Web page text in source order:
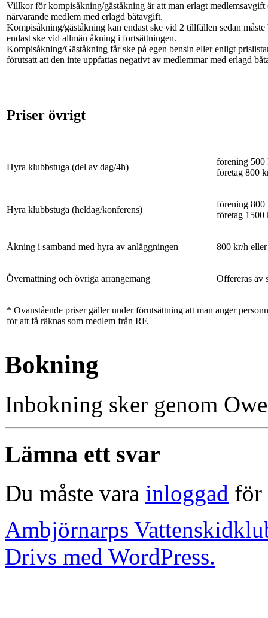
Villkor för kompisåkning/gäståkning är att man erlagt
närvarande medlem med erlagd båtavgift.
Kompisåkning/gäståkning kan endast ske vid 2 tillfällen sedan
endast ske vid allmän åkning i fortsättningen.
Kompisåkning/Gäståkning får ske på egen bensin eller enligt
förutsatt att den inte uppfattas negativt av medlemmar med erlagd
Priser övrigt
Hyra klubbstuga (del av dag/4h)
förening 500
företag 800
Hyra klubbstuga (heldag/konferens)
förening 800
företag 1500
Åkning i samband med hyra av anläggningen 800 kr/h eller
Övernattning och övriga arrangemang Offereras av
* Ovanstående priser gäller under förutsättning att man anger
för att få räknas som medlem från RF.
Bokning
Inbokning sker genom
Lämna ett svar
Du måste vara inloggad för
Ambjörnarps
Drivs med WordPress.